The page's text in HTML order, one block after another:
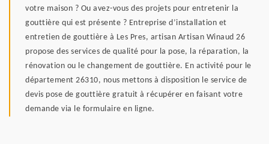
votre maison ? Ou avez-vous des projets pour entretenir la
gouttière qui est présente ? Entreprise d’installation et
entretien de gouttière à Les Pres, artisan Artisan Winaud 26
propose des services de qualité pour la pose, la réparation, la
rénovation ou le changement de gouttière. En activité pour le
département 26310, nous mettons à disposition le service de
devis pose de gouttière gratuit à récupérer en faisant votre
demande via le formulaire en ligne.